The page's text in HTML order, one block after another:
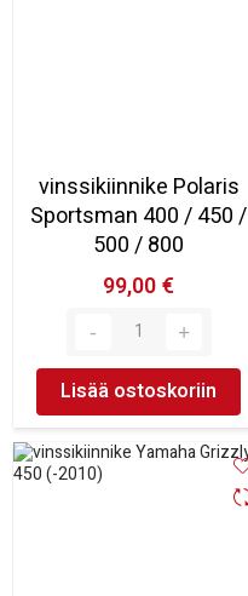
vinssikiinnike Polaris
Sportsman 400 / 450 /
500 / 800
99,00 €
Lisää ostoskoriin